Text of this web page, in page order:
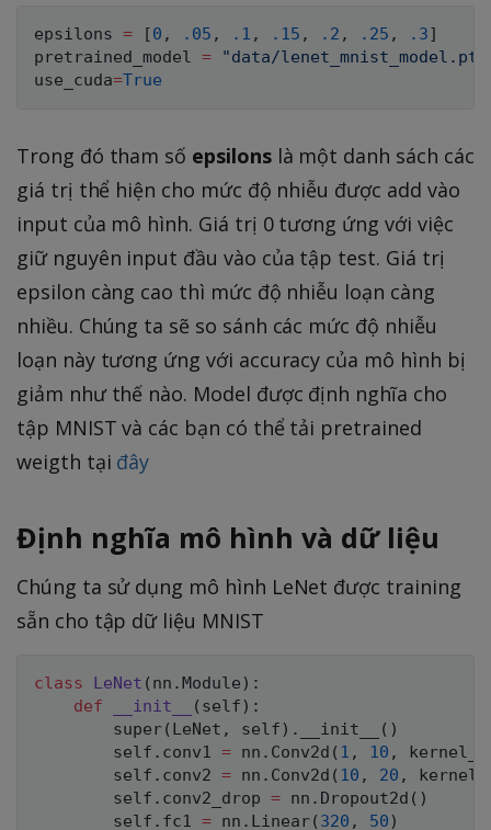
)
h
b
},
y
))
epsilons = [0 , .05 , .1 , .15 , .2 , .25 , .3]
pretrained_model =
"data/
use_cuda=True
Trong đó tham số epsilonslà một danh sách các
giá trị thể hiện cho mức độ nhiễu được add vào
input của mô hình. Giá trị 0 tương ứng với việc
giữ nguyên input đầu vào của tập test. Giá trị
epsilon càng cao thì mức độ nhiễu loạn càng
nhiều. Chúng ta sẽ so sánh các mức độ nhiễu
loạn này tương ứng với accuracy của mô hình bị
giảm như thế nào. Model được định nghĩa cho
tập MNIST và các bạn có thể tải pretrained
weigth tại đây
Định nghĩa mô hình và dữ liệu
Chúng ta sử dụng mô hình LeNet được training
sẵn cho tập dữ liệu MNIST
class LeNet ( nn . Module ) :
def
__init__ ( self ) :
super( LeNet , self ) . __init__ ( )
        self
. conv1 = nn . Conv2d ( 1 , 10 ,
        self
. conv2 = nn . Conv2d ( 10 , 20 ,
        self
. conv2_drop = nn . Dropout2d ( )
        self
. fc1 = nn . Linear( 320 , 50 )